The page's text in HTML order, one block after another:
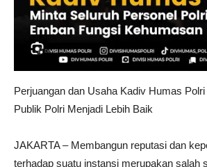
Perjuangan dan Usaha Kadiv Humas
Publik Polri Menjadi Lebih Baik
JAKARTA – Membangun reputasi dan
terhadap suatu instansi merupakan salah